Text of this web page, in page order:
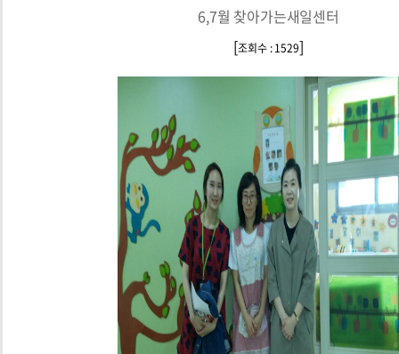
6,7월 찾아가는새일센터
[조회수 : 1529]